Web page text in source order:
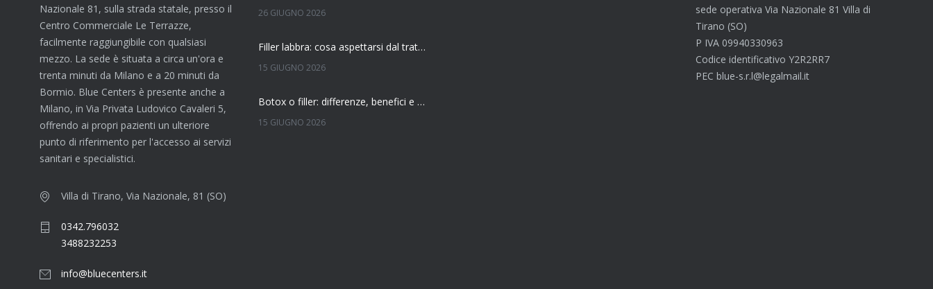
Nazionale 81, sulla strada statale, presso il
Centro Commerciale Le Terrazze,
facilmente raggiungibile con qualsiasi
mezzo. La sede è situata a circa un'ora e
trenta minuti da Milano e a 20 minuti da
Bormio. Blue Centers è presente anche a
Milano, in Via Privata Ludovico Cavaleri 5,
offrendo ai propri pazienti un ulteriore
punto di riferimento per l'accesso ai servizi
sanitari e specialistici.
Villa di Tirano, Via Nazionale, 81 (SO)
0342.796032
3488232253
info@bluecenters.it
26 GIUGNO 2026
Filler labbra: cosa aspettarsi dal trattamento
15 GIUGNO 2026
Botox o filler: differenze, benefici e come scegliere il trattamento più adatto
15 GIUGNO 2026
sede operativa Via Nazionale 81 Villa di
Tirano (SO)
P IVA 09940330963
Codice identificativo Y2R2RR7
PEC blue-s.r.l@legalmail.it